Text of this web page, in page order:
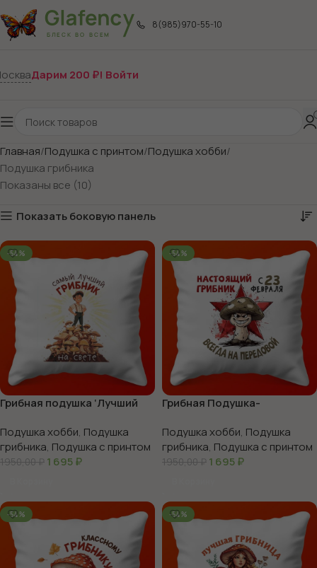
8(985)970-55-10
Дарим 200 ₽! Войти
Главная Подушка с принтом Подушка хобби
Подушка грибника
Показаны все (10)
Показать боковую панель
-54%
Грибная подушка ‘Лучший
Подушка хобби, Подушка
грибника, Подушка с принтом
1950,00₽ 1 695₽
-54%
Грибная Подушка-
Подушка хобби, Подушка
грибника, Подушка с принтом
1950,00₽ 1 695₽
-54% -54%